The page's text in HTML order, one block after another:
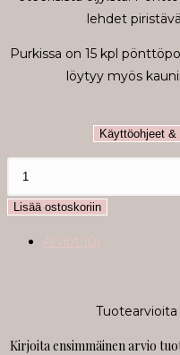
lehdet
Purkissa on 15 kpl
löytyy myös
Käyttöohjeet &
Piparminttu-
Rosmariini
Lisää ostoskoriin
Arviot (0)
Tuotearvioita
Kirjoita ensimmäinen arvio